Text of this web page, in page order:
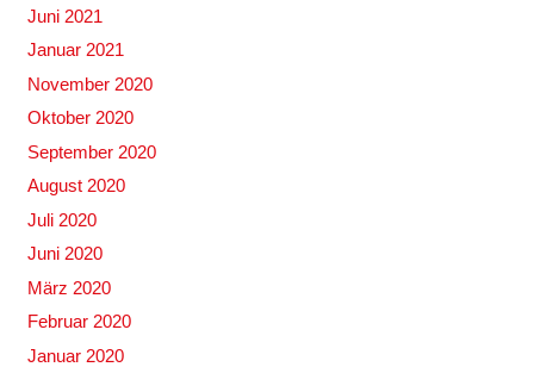
Juni 2021
Januar 2021
November 2020
Oktober 2020
September 2020
August 2020
Juli 2020
Juni 2020
März 2020
Februar 2020
Januar 2020